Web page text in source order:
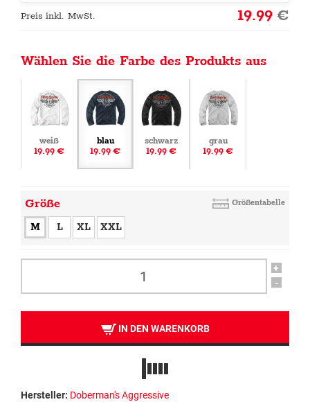
Preis inkl. MwSt. 19.99€
Wählen Sie die Farbe des Produkts aus
weiß
19.99 €
blau
19.99 €
schwarz
19.99 €
grau
19.99 €
Größe Größentabelle
M L XL XXL
+
-
IN DEN WARENKORB
Hersteller: Doberman's Aggressive